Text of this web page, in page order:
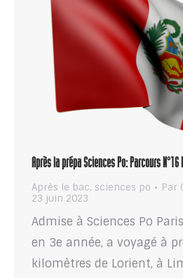
Après la prépa Sciences Po: Parcours N°16
Après le bac, sciences po Par
23 juin 2023
Admise à Sciences Po
en 3e année, a voyagé à
kilomètres de Lorient, à